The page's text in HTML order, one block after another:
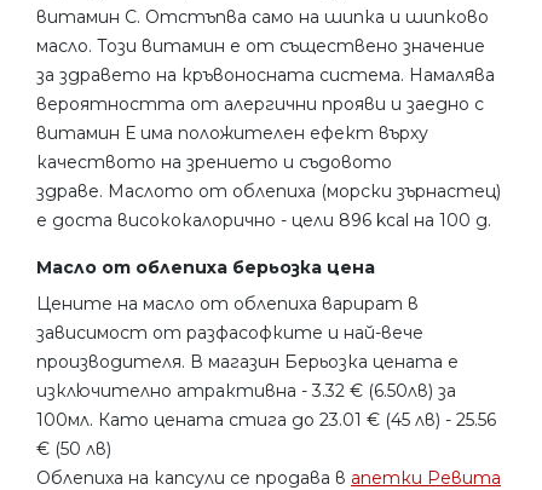
витамин С. Отстъпва само на шипка и шипково
масло. Този витамин е от съществено значение
за здравето на кръвоносната система. Намалява
вероятността от алергични прояви и заедно с
витамин Е има положителен ефект върху
качеството на зрението и съдовото
здраве. Маслото от облепиха (морски зърнастец)
е доста висококалорично - цели 896 kcal на 100 g.
Масло от облепиха берьозка цена
Цените на масло от облепиха варират в
зависимост от разфасофките и най-вече
производителя. В магазин Берьозка цената е
изключително атрактивна - 3.32 € (6.50лв) за
100мл. Като цената стига до 23.01 € (45 лв) - 25.56
€ (50 лв)
Облепиха на капсули се продава в апетки Ревита